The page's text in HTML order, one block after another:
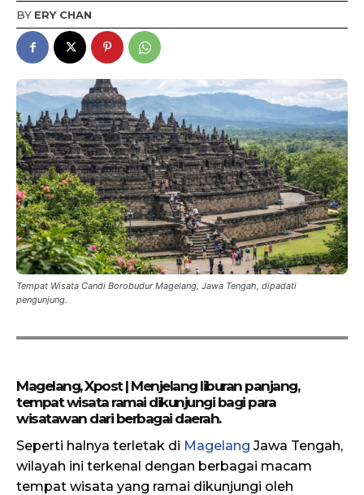
BY ERY CHAN
Tempat Wisata Candi Borobudur Magelang, Jawa Tengah, dipadati
pengunjung.
Magelang, Xpost | Menjelang liburan panjang,
tempat wisata ramai dikunjungi bagi para
wisatawan dari berbagai daerah.
Seperti halnya terletak di Magelang Jawa Tengah,
wilayah ini terkenal dengan berbagai macam
tempat wisata yang ramai dikunjungi oleh